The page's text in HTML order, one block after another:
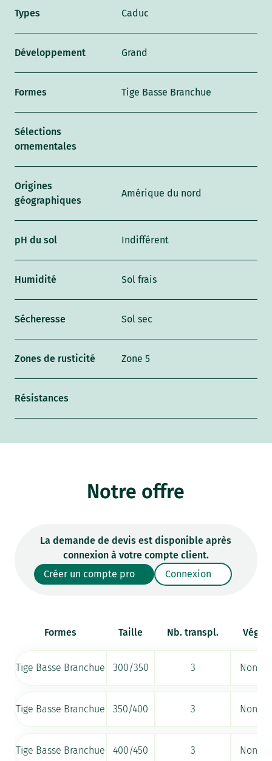
Types Caduc
Développement Grand
Formes Tige Basse Branchue
Sélections
ornementales
Origines
géographiques
Amérique du nord
pH du sol Indifférent
Humidité Sol frais
Sécheresse Sol sec
Zones de rusticité Zone 5
Résistances
Notre offre
La demande de devis est disponible après
connexion à votre compte client.
Créer un compte pro
Connexion
Formes Taille Nb. transpl.
Tige Basse Branchue 300/350 3 Non
Tige Basse Branchue 350/400 3 Non
Tige Basse Branchue 400/450 3 Non